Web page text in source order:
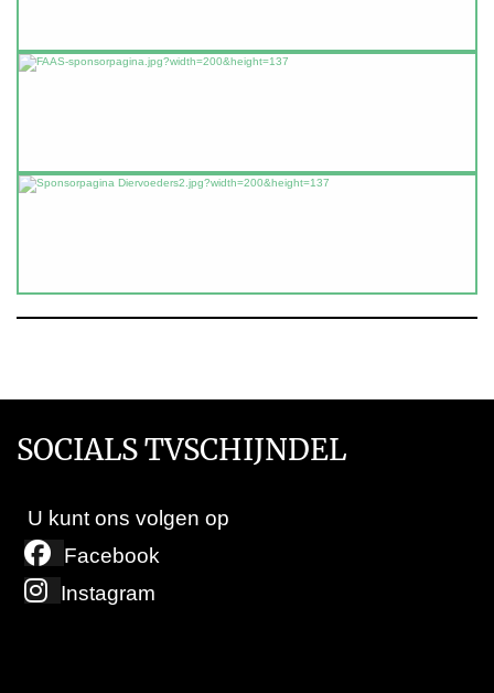
SOCIALS TVSCHIJNDEL
U kunt ons volgen op
Facebook
Instagram